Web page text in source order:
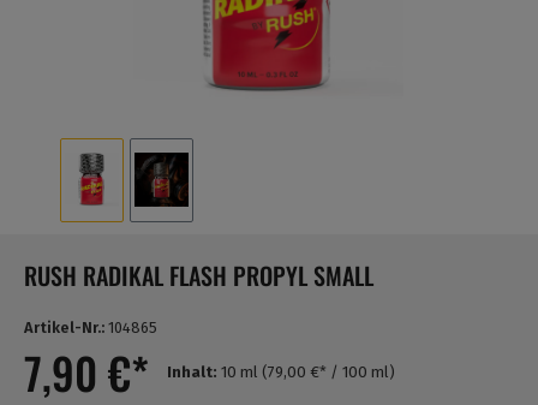
RUSH RADIKAL FLASH PROPYL SMALL
Artikel-Nr.: 104865
7,90 €* Inhalt: 10 ml (79,00 €* / 100 ml)